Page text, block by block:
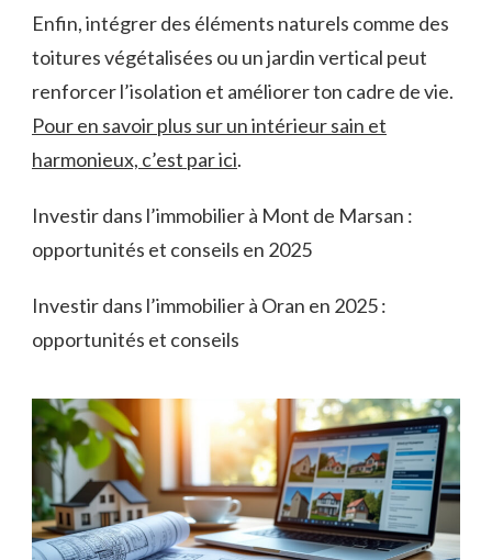
Enfin, intégrer des éléments naturels comme des
toitures végétalisées ou un jardin vertical peut
renforcer l’isolation et améliorer ton cadre de vie.
Pour en savoir plus sur un intérieur sain et
harmonieux, c’est par ici.
Investir dans l’immobilier à Mont de Marsan :
opportunités et conseils en 2025
Investir dans l’immobilier à Oran en 2025 :
opportunités et conseils